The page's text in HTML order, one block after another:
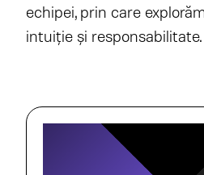
echipei, prin care
intuiție și responsabilitate.